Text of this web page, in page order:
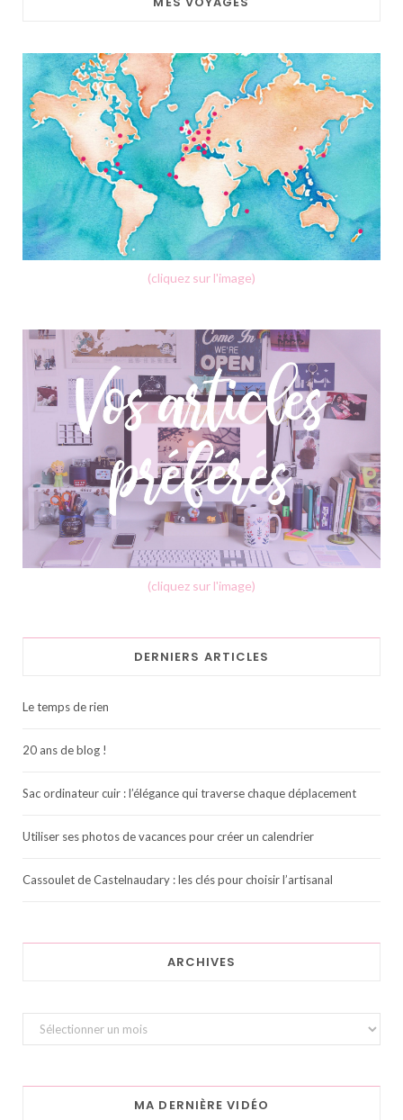
(cliquez sur l'image)
(cliquez sur l'image)
DERNIERS ARTICLES
Le temps de rien
20 ans de blog !
Sac ordinateur cuir : l’élégance qui traverse chaque déplacement
Utiliser ses photos de vacances pour créer un calendrier
Cassoulet de Castelnaudary : les clés pour choisir l’artisanal
ARCHIVES
Archives
MA DERNIÈRE VIDÉO